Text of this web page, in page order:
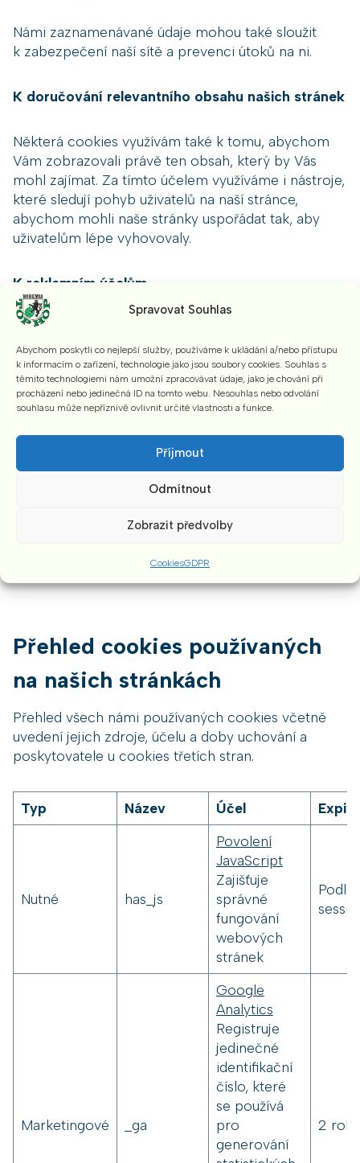
Spravovat Souhlas
Abychom poskytli co nejlepší služby, používáme k ukládání a/nebo přístupu
k informacím o zařízení, technologie jako jsou soubory cookies. Souhlas s
těmito technologiemi nám umožní zpracovávat údaje, jako je chování při
procházení nebo jedinečná ID na tomto webu. Nesouhlas nebo odvolání
souhlasu může nepříznivě ovlivnit určité vlastnosti a funkce.
Příjmout
Odmítnout
Zobrazit předvolby
CookiesGDPR
Námi zaznamenávané údaje mohou také sloužit
k zabezpečení naší sítě a prevenci útoků na ni.
K doručování relevantního obsahu našich stránek
Některá cookies využívám také k tomu, abychom
Vám zobrazovali právě ten obsah, který by Vás
mohl zajímat. Za tímto účelem využíváme i nástroje,
které sledují pohyb uživatelů na naší stránce,
abychom mohli naše stránky uspořádat tak, aby
uživatelům lépe vyhovovaly.
K reklamním účelům
Některé cookies slouží k lepšímu cílení reklamy
podle chování uživatelů. Jde o data, která nemají
používáme výhradně k segmentaci návštěvníků za
účelem doručení relevantnějšího reklamního
sdělení. Segmenty jsou vytvořeny na základě
několika obecných vzorců chování návštěvníků a
obsahu jimi navštívených stránek. Naše
společnost rozhodně nevytváří žádné podrobné
profily našich návštěvníků.
Některé výše uvedené systémy využívají i technik
stránkách třetích osob obsah.
Přehled cookies používaných
na našich stránkách
Přehled všech námi používaných cookies včetně
uvedení jejich zdroje, účelu a doby uchování a
poskytovatele u cookies třetích stran.
Typ Název Účel
Nutné has_js
Povolení
JavaScript
Zajišťuje
správné
fungování
webových
stránek
Podle
Marketingové _ga
Google
Analytics
Registruje
jedinečné
identifikační
číslo, které
se používá
pro
generování
2 roky